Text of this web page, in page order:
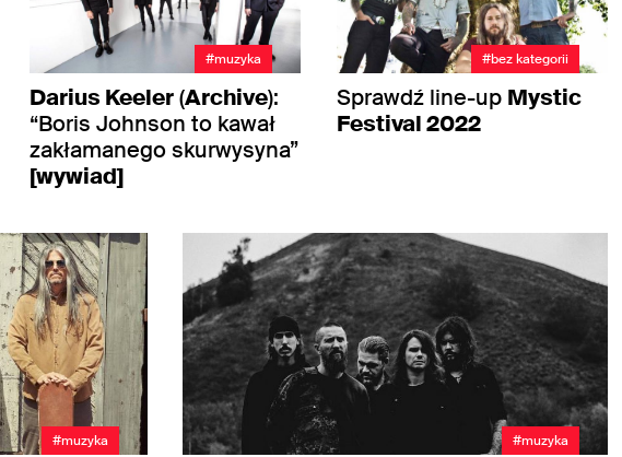
#muzyka
Darius Keeler(Archive):
“Boris Johnson to kawał
zakłamanego skurwysyna”
[wywiad]
#bez kategorii
Sprawdź line-up Mystic
Festival 2022
#muzyka #muzyka